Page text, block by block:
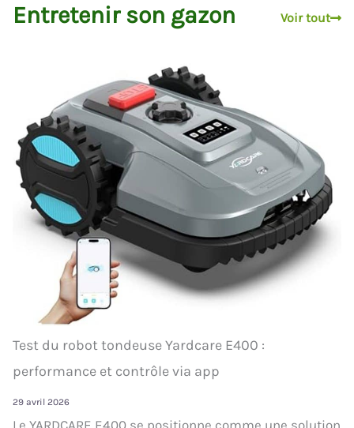
Entretenir son gazon Voir tout
Test du robot tondeuse Yardcare E400 :
performance et contrôle via app
29 avril 2026
Le YARDCARE E400 se positionne comme une solution